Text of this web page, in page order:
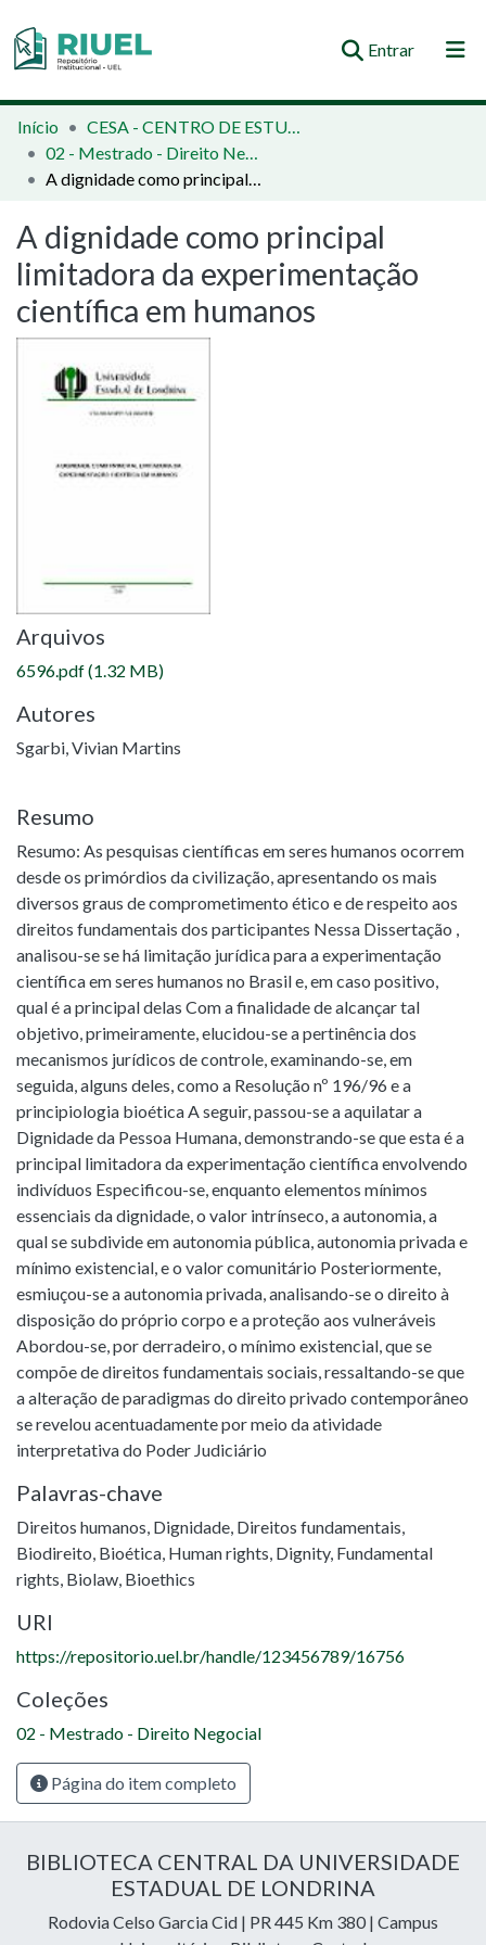
Entrar(current)
Orientações e Normas
Comunidades e Coleções
Estatísticas
Início
CESA - CENTRO DE ESTUDOS SOCIAIS APLICADOS
02 - Mestrado - Direito Negocial
A dignidade como principal limitadora da experimentação científica em humanos
A dignidade como principal
limitadora da experimentação
científica em humanos
Arquivos
6596.pdf(1.32 MB)
Autores
Sgarbi, Vivian Martins
Resumo
Resumo: As pesquisas científicas em seres humanos ocorrem
desde os primórdios da civilização, apresentando os mais
diversos graus de comprometimento ético e de respeito aos
direitos fundamentais dos participantes Nessa Dissertação ,
analisou-se se há limitação jurídica para a experimentação
científica em seres humanos no Brasil e, em caso positivo,
qual é a principal delas Com a finalidade de alcançar tal
objetivo, primeiramente, elucidou-se a pertinência dos
mecanismos jurídicos de controle, examinando-se, em
seguida, alguns deles, como a Resolução nº 196/96 e a
principiologia bioética A seguir, passou-se a aquilatar a
Dignidade da Pessoa Humana, demonstrando-se que esta é a
principal limitadora da experimentação científica envolvendo
indivíduos Especificou-se, enquanto elementos mínimos
essenciais da dignidade, o valor intrínseco, a autonomia, a
qual se subdivide em autonomia pública, autonomia privada e
mínimo existencial, e o valor comunitário Posteriormente,
esmiuçou-se a autonomia privada, analisando-se o direito à
disposição do próprio corpo e a proteção aos vulneráveis
Abordou-se, por derradeiro, o mínimo existencial, que se
compõe de direitos fundamentais sociais, ressaltando-se que
a alteração de paradigmas do direito privado contemporâneo
se revelou acentuadamente por meio da atividade
interpretativa do Poder Judiciário
Palavras-chave
Direitos humanos, Dignidade, Direitos fundamentais,
Biodireito, Bioética, Human rights, Dignity, Fundamental
rights, Biolaw, Bioethics
URI
https://repositorio.uel.br/handle/123456789/16756
Coleções
02 - Mestrado - Direito Negocial
Página do item completo
BIBLIOTECA CENTRAL DA UNIVERSIDADE
ESTADUAL DE LONDRINA
Rodovia Celso Garcia Cid | PR 445 Km 380 | Campus